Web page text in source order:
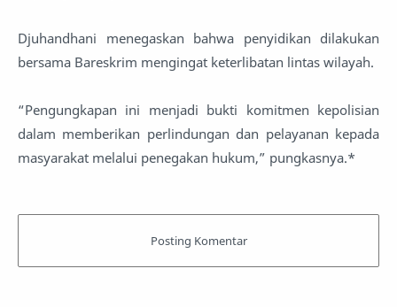
Djuhandhani menegaskan bahwa penyidikan dilakukan
bersama Bareskrim mengingat keterlibatan lintas wilayah.
“Pengungkapan ini menjadi bukti komitmen kepolisian
dalam memberikan perlindungan dan pelayanan kepada
masyarakat melalui penegakan hukum,” pungkasnya.*